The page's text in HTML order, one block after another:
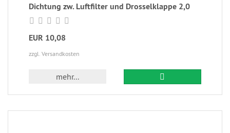
Dichtung zw. Luftfilter und Drosselklappe 2,0
EUR 10,08
zzgl. Versandkosten
mehr...